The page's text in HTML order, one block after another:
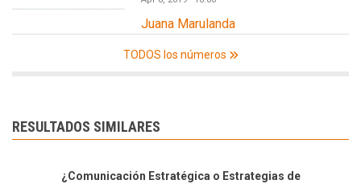
Juana Marulanda
TODOS los números
RESULTADOS SIMILARES
¿Comunicación Estratégica o Estrategias de